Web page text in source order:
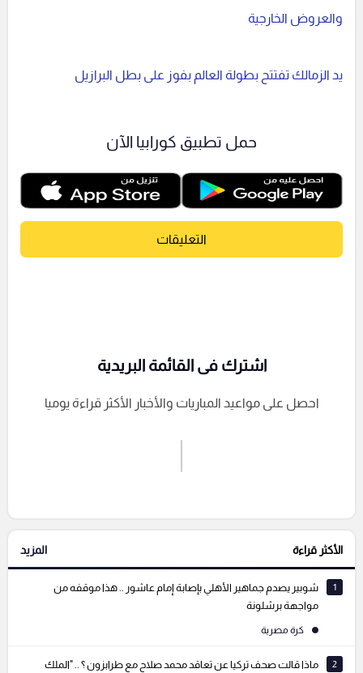
والعروض الخارجية
يد الزمالك تفتتح بطولة العالم بفوز على بطل البرازيل
حمل تطبيق كورابيا الآن
التعليقات
إرسال تعليق
التعليقات السابقة
اشترك فى القائمة البريدية
احصل على مواعيد المباريات والأخبار الأكثر قراءة يوميا
الأكثر قراءة المزيد
1
شوبير يصدم جماهير الأهلي بإصابة إمام عاشور .. هذا موقفه من
مواجهة برشلونة
كرة مصرية
2 ماذا قالت صحف تركيا عن تعاقد محمد صلاح مع طرابزون ؟ .. "الملك